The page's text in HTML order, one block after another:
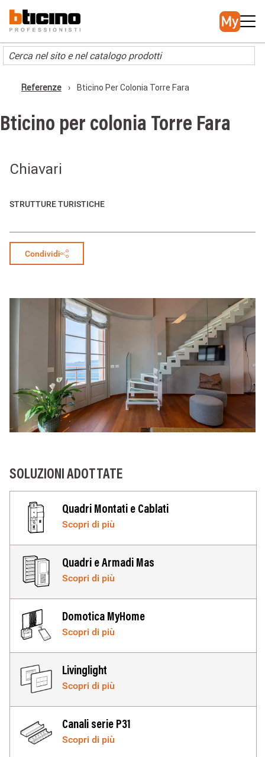
contenuto
principale
Main
navigation
Briciole
pane
Referenze Bticino Per Colonia Torre Fara
Bticino per colonia Torre Fara
Chiavari
STRUTTURE TURISTICHE
Condividi
Image
SOLUZIONI ADOTTATE
IMAGE Quadri Montati e Cablati
Scopri di più
IMAGE Quadri e Armadi Mas
Scopri di più
IMAGE Domotica MyHome
Scopri di più
IMAGE Livinglight
Scopri di più
IMAGE Canali serie P31
Scopri di più